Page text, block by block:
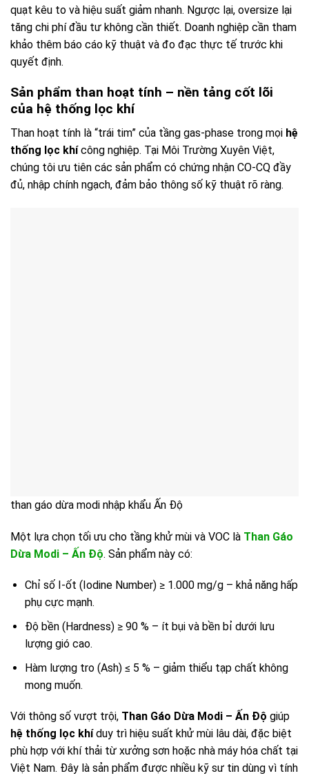
quạt kêu to và hiệu suất giảm nhanh. Ngược lại, oversize lại
tăng chi phí đầu tư không cần thiết. Doanh nghiệp cần tham
khảo thêm báo cáo kỹ thuật và đo đạc thực tế trước khi
quyết định.
Sản phẩm than hoạt tính – nền tảng cốt lõi
của hệ thống lọc khí
Than hoạt tính là “trái tim” của tầng gas-phase trong mọi hệ
thống lọc khícông nghiệp. Tại Môi Trường Xuyên Việt,
chúng tôi ưu tiên các sản phẩm có chứng nhận CO-CQ đầy
đủ, nhập chính ngạch, đảm bảo thông số kỹ thuật rõ ràng.
than gáo dừa modi nhập khẩu Ấn Độ
Một lựa chọn tối ưu cho tầng khử mùi và VOC là Than Gáo
Dừa Modi – Ấn Độ. Sản phẩm này có:
Chỉ số I-ốt (Iodine Number) ≥ 1.000 mg/g – khả năng hấp
phụ cực mạnh.
Độ bền (Hardness) ≥ 90 % – ít bụi và bền bỉ dưới lưu
lượng gió cao.
Hàm lượng tro (Ash) ≤ 5 % – giảm thiểu tạp chất không
mong muốn.
Với thông số vượt trội, Than Gáo Dừa Modi – Ấn Độ giúp
hệ thống lọc khíduy trì hiệu suất khử mùi lâu dài, đặc biệt
phù hợp với khí thải từ xưởng sơn hoặc nhà máy hóa chất tại
Việt Nam. Đây là sản phẩm được nhiều kỹ sư tin dùng vì tính